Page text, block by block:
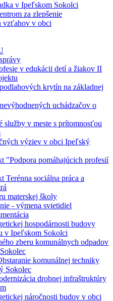
v Ipeľskom Sokolci
za zlepšenie
vzťahov v obci
v edukácii detí a žiakov II
krytín na základnej
uchádzačov o
služby v meste s prítomnosťou
výziev v obci Ipeľský
"Podpora pomáhajúcich profesií
Terénna sociálna práca a
materskej školy
- výmena svietidiel
hospodárnosti budovy
v Ipeľskom Sokolci
zberu komunálnych odpadov
komunálnej techniky
Sokolec
drobnej infraštruktúry
náročnosti budov v obci